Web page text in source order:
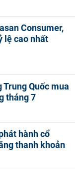
Consumer,
lệ cao nhất
Trung Quốc mua
tháng 7
hành cổ
thanh khoản